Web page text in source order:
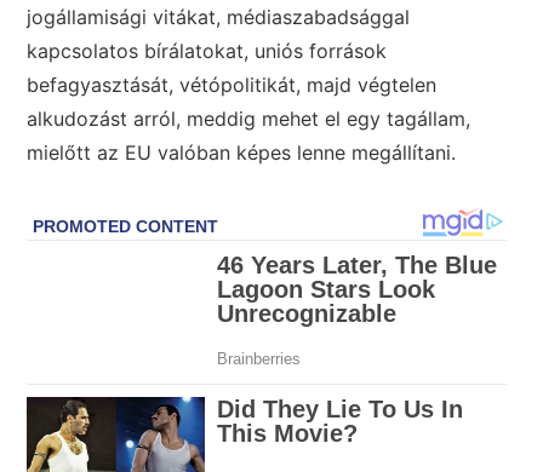
jogállamisági vitákat, médiaszabadsággal
kapcsolatos bírálatokat, uniós források
befagyasztását, vétópolitikát, majd végtelen
alkudozást arról, meddig mehet el egy tagállam,
mielőtt az EU valóban képes lenne megállítani.